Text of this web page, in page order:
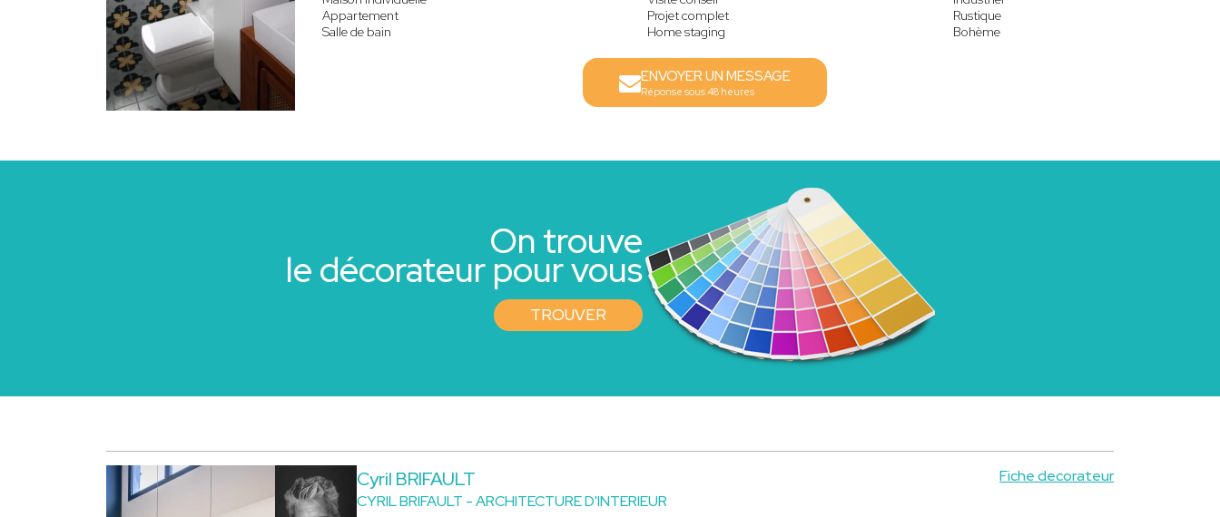
Appartement
Salle de bain
Rustique
Bohème
Projet complet
Home staging
ENVOYER UN MESSAGE
Réponse sous 48 heures
On trouve
le décorateur pour vous
TROUVER
Cyril BRIFAULT
CYRIL BRIFAULT - ARCHITECTURE D'INTERIEUR
Fiche decorateur